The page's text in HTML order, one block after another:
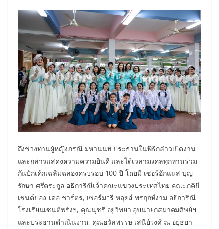
ถึงช่วงท่านผู้หญิงภรณี มหานนท์ ประธานในพิธีกล่าวเปิดงาน
และกล่าวแสดงความความยินดี และได้เวลามงคลทุกท่านร่วม
กันปักเค้กเฉลิมฉลองครบรอบ 100 ปี โดยมี เซอร์อักแนส บุญ
รักษา ศรีตระกูล อธิการิณีเจ้าคณะแขวงประเทศไทย คณะภคินี
เซนต์ปอล เดอ ชาร์ตร, เซอร์มารี หลุยส์ พรฤกษ์งาม อธิการิณี
โรงเรียนเซนต์ฟรังฯ, คุณนุชรี อยู่วิทยา อุปนายกสมาคมศิษย์ฯ
และประธานดำเนินงาน, คุณธวัลพรรษ เสนีย์วงศ์ ณ อยุธยา